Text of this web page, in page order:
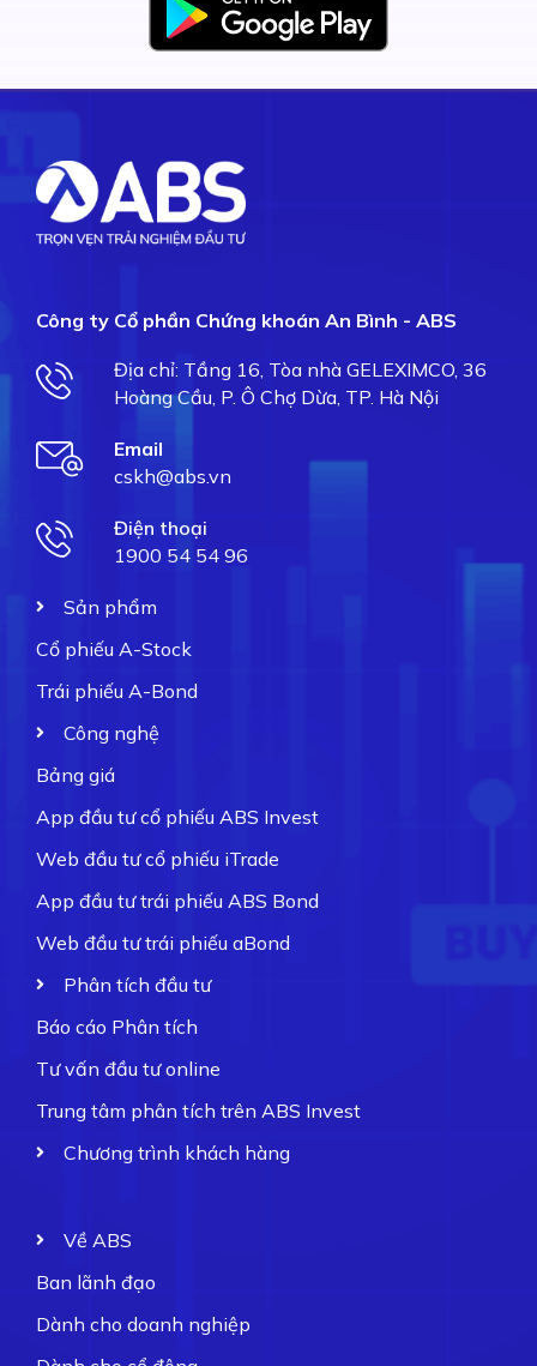
Công ty Cổ phần Chứng khoán An Bình - ABS
Địa chỉ: Tầng 16, Tòa nhà GELEXIMCO, 36
Hoàng Cầu, P. Ô Chợ Dừa, TP. Hà Nội
Email
cskh@abs.vn
Điện thoại
1900 54 54 96
Sản phẩm
Cổ phiếu A-Stock
Trái phiếu A-Bond
Công nghệ
Bảng giá
App đầu tư cổ phiếu ABS Invest
Web đầu tư cổ phiếu iTrade
App đầu tư trái phiếu ABS Bond
Web đầu tư trái phiếu aBond
Phân tích đầu tư
Báo cáo Phân tích
Tư vấn đầu tư online
Trung tâm phân tích trên ABS Invest
Chương trình khách hàng
Về ABS
Ban lãnh đạo
Dành cho doanh nghiệp